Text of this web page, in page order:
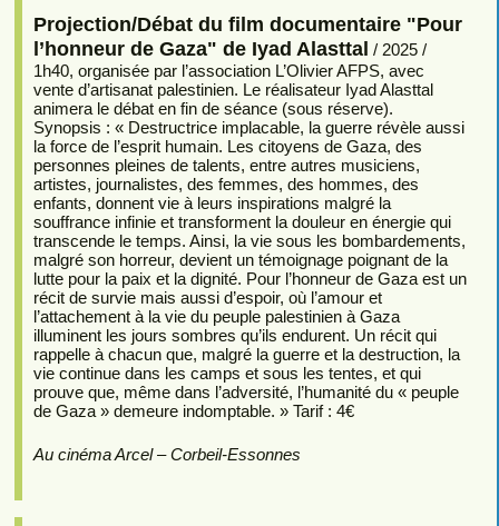
Projection/Débat du film documentaire "Pour
l’honneur de Gaza" de Iyad Alasttal / 2025 /
1h40, organisée par l’association L’Olivier AFPS, avec
vente d’artisanat palestinien. Le réalisateur Iyad Alasttal
animera le débat en fin de séance (sous réserve).
Synopsis : « Destructrice implacable, la guerre révèle aussi
la force de l’esprit humain. Les citoyens de Gaza, des
personnes pleines de talents, entre autres musiciens,
artistes, journalistes, des femmes, des hommes, des
enfants, donnent vie à leurs inspirations malgré la
souffrance infinie et transforment la douleur en énergie qui
transcende le temps. Ainsi, la vie sous les bombardements,
malgré son horreur, devient un témoignage poignant de la
lutte pour la paix et la dignité. Pour l’honneur de Gaza est un
récit de survie mais aussi d’espoir, où l’amour et
l’attachement à la vie du peuple palestinien à Gaza
illuminent les jours sombres qu’ils endurent. Un récit qui
rappelle à chacun que, malgré la guerre et la destruction, la
vie continue dans les camps et sous les tentes, et qui
prouve que, même dans l’adversité, l’humanité du « peuple
de Gaza » demeure indomptable. » Tarif : 4€
Au cinéma Arcel – Corbeil-Essonnes